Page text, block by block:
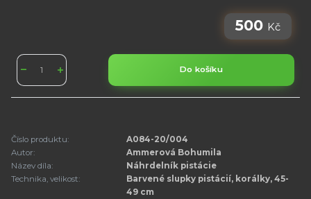
500 Kč
Do košíku
Číslo produktu:
A084-20/004
Autor:
Ammerová Bohumila
Název díla:
Náhrdelník pistácie
Technika, velikost:
Barvené slupky pistácií, korálky, 45-
49 cm